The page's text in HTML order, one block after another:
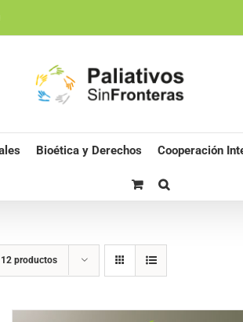
Bioética y Derechos Cooperación
12 productos